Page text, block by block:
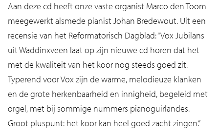
Aan deze cd heeft onze vaste organist Marco den Toom
meegewerkt alsmede pianist Johan Bredewout. Uit een
recensie van het Reformatorisch Dagblad: “Vox Jubilans
uit Waddinxveen laat op zijn nieuwe cd horen dat het
met de kwaliteit van het koor nog steeds goed zit.
Typerend voor Vox zijn de warme, melodieuze klanken
en de grote herkenbaarheid en innigheid, begeleid met
orgel, met bij sommige nummers pianoguirlandes.
Groot pluspunt: het koor kan heel goed zacht zingen.”